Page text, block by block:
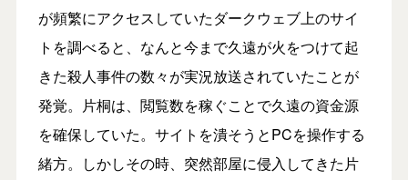
が頻繁にアクセスしていたダークウェブ上のサイ
トを調べると、なんと今まで久遠が火をつけて起
きた殺人事件の数々が実況放送されていたことが
発覚。片桐は、閲覧数を稼ぐことで久遠の資金源
を確保していた。サイトを潰そうとPCを操作する
緒方。しかしその時、突然部屋に侵入してきた片